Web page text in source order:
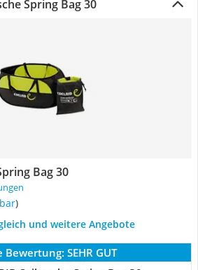
Spring Bag 30
Bag 30
)
und weitere Angebote
Bewertung: SEHR GUT